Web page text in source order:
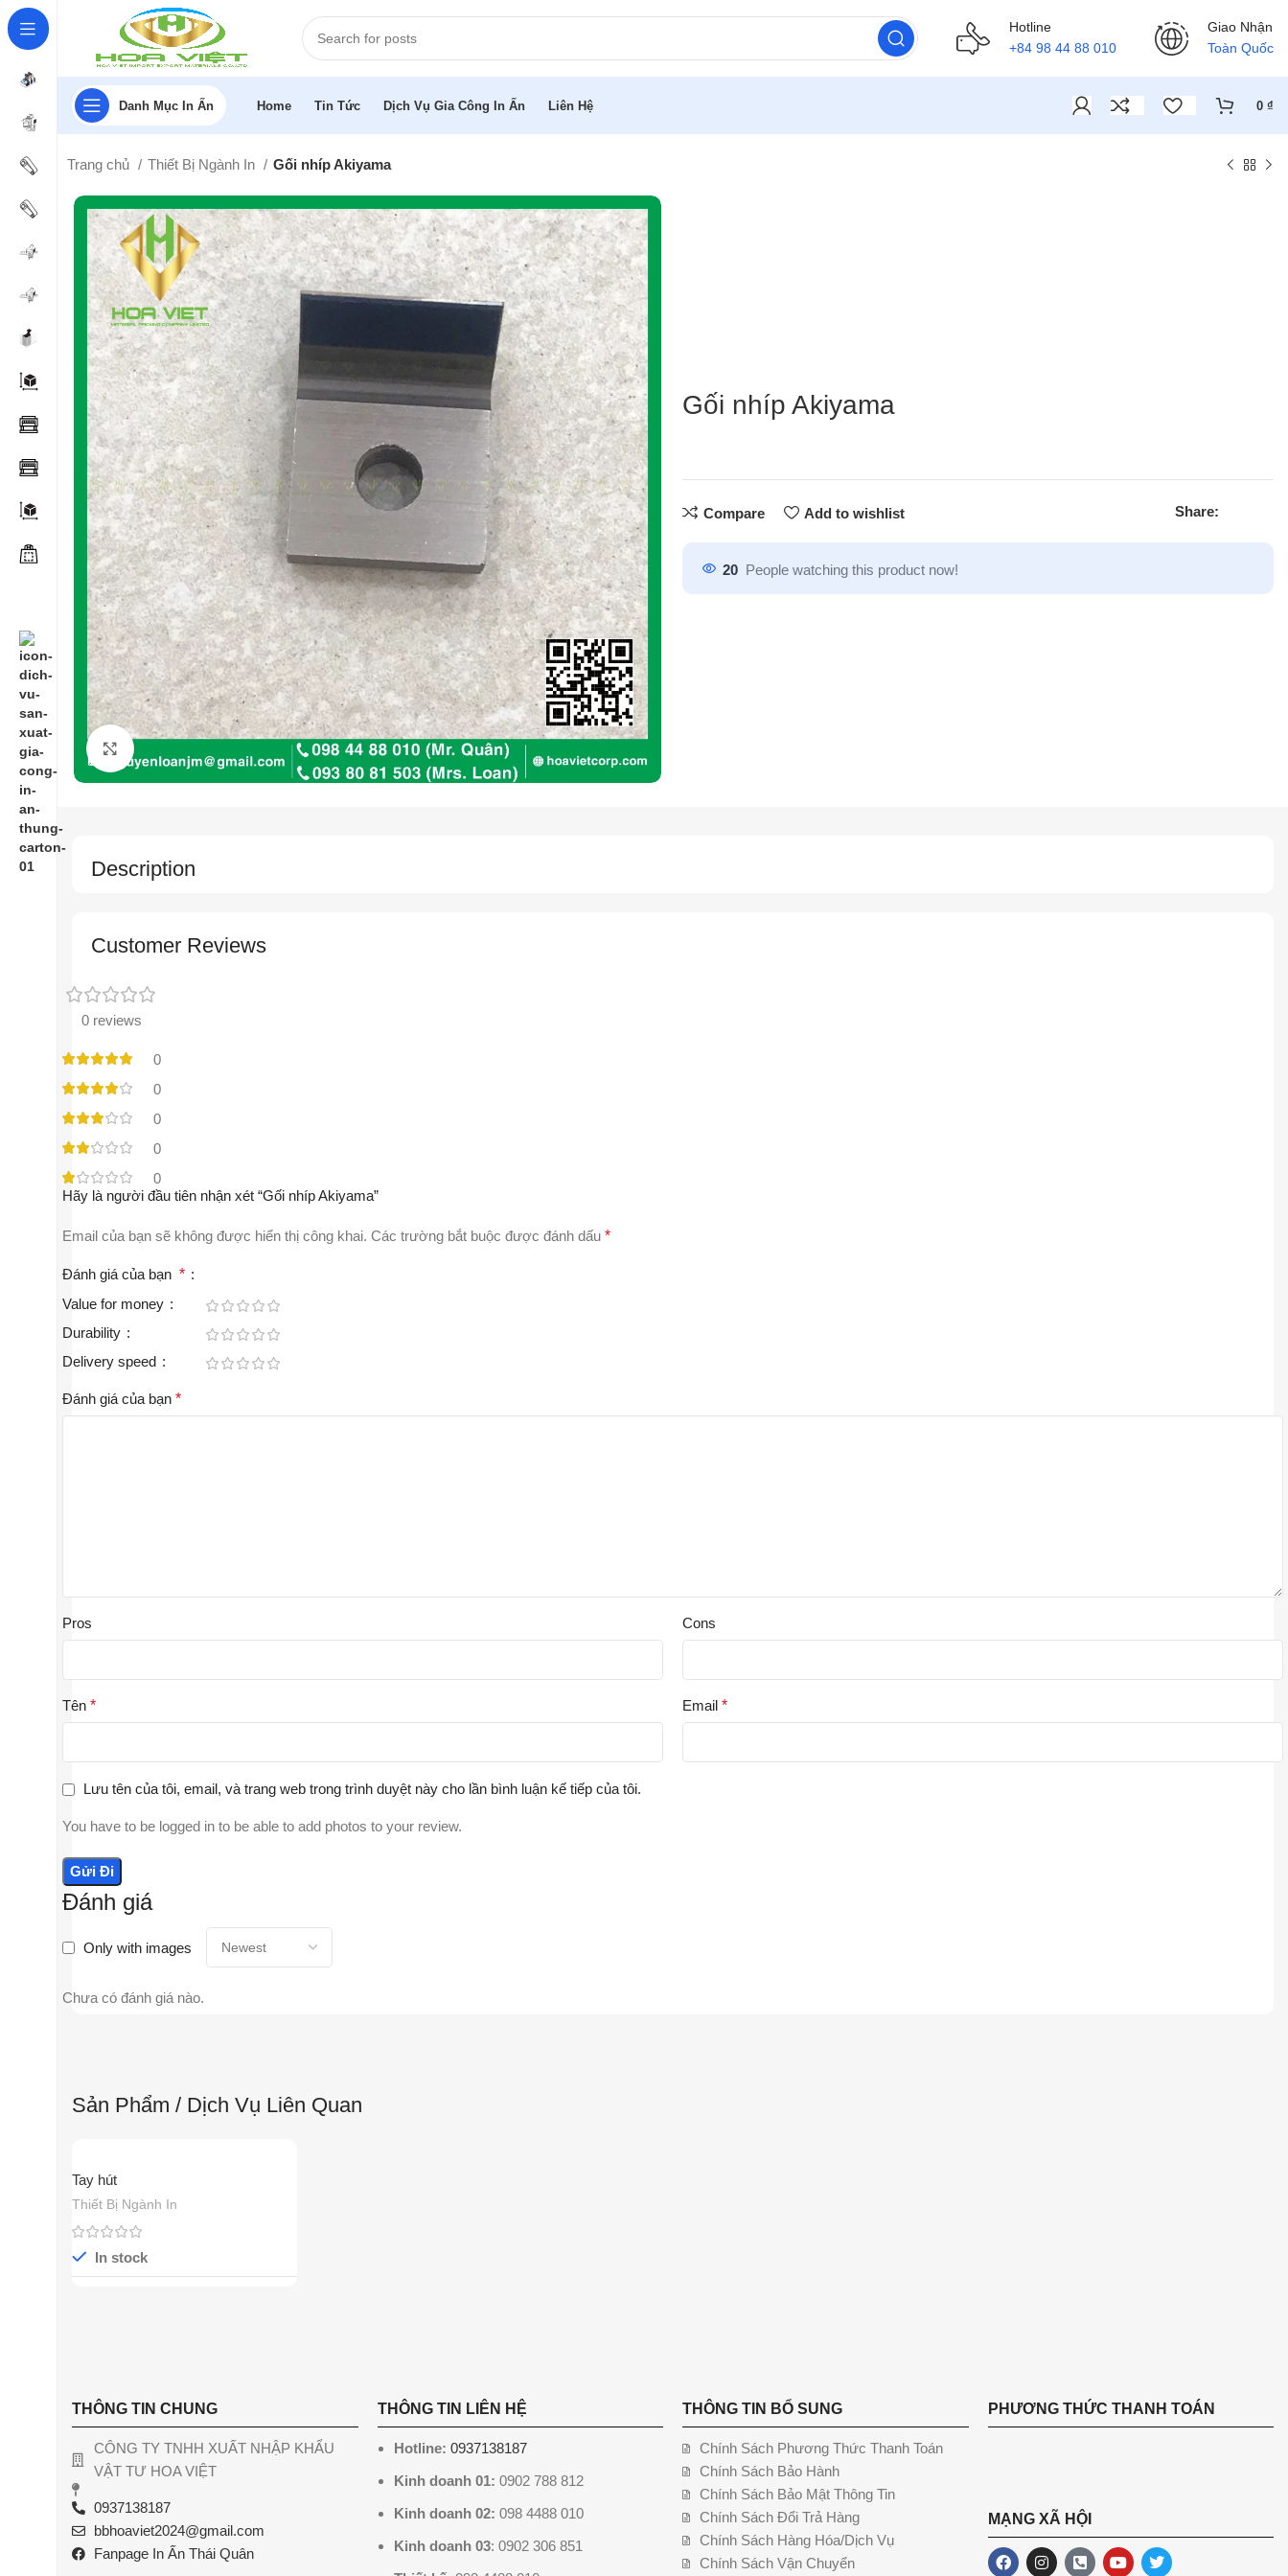
Hotline
+84 98 44 88 010
Giao Nhận
Toàn Quốc
Danh Mục In Ấn Home Tin Tức Dịch Vụ Gia Công In Ấn Liên Hệ 0 ₫
Trang chủ Thiết Bị Ngành In Gối nhíp Akiyama
Gối nhíp Akiyama
Compare Add to wishlist Share:
20 People watching this product now!
Description
Customer Reviews
0 reviews
0
0
0
0
0
Đánh giá
Only with images
Chưa có đánh giá nào.
Hãy là người đầu tiên nhận xét “Gối nhíp Akiyama”
Email của bạn sẽ không được hiển thị công khai. Các trường bắt buộc được đánh dấu *
Đánh giá của bạn *
Value for money
Durability
Delivery speed
Đánh giá của bạn *
Pros Cons
Tên * Email *
Lưu tên của tôi, email, và trang web trong trình duyệt này cho lần bình luận kế tiếp của tôi.
You have to be logged in to be able to add photos to your review.
Sản Phẩm / Dịch Vụ Liên Quan
Tay hút
Thiết Bị Ngành In
In stock
THÔNG TIN CHUNG
CÔNG TY TNHH XUẤT NHẬP KHẨU
VẬT TƯ HOA VIỆT
0937138187
bbhoaviet2024@gmail.com
Fanpage In Ấn Thái Quân
THÔNG TIN LIÊN HỆ
Hotline: 0937138187
Kinh doanh 01: 0902 788 812
Kinh doanh 02: 098 4488 010
Kinh doanh 03: 0902 306 851
THÔNG TIN BỔ SUNG
Chính Sách Phương Thức Thanh Toán
Chính Sách Bảo Hành
Chính Sách Bảo Mật Thông Tin
Chính Sách Đổi Trả Hàng
Chính Sách Hàng Hóa/Dịch Vụ
Chính Sách Vận Chuyển
PHƯƠNG THỨC THANH TOÁN
MẠNG XÃ HỘI